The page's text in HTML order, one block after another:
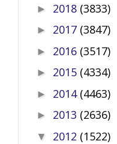
► 2018 (3833)
► 2017 (3847)
► 2016 (3517)
► 2015 (4334)
► 2014 (4463)
► 2013 (2636)
▼ 2012 (1522)